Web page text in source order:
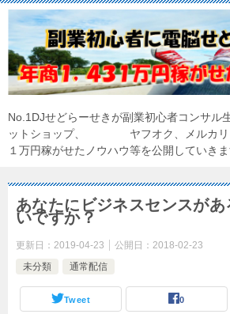
No.1DJせどらーせきが副業初心者コンサル
ットショップ、 ヤフオク、メルカリを
１万円稼がせたノウハウ等を公開していき
あなたにビジネスセンスが
いですか？
更新日： 2019-04-23 公開日： 2018-02-23
未分類
通常配信
Tweet 0